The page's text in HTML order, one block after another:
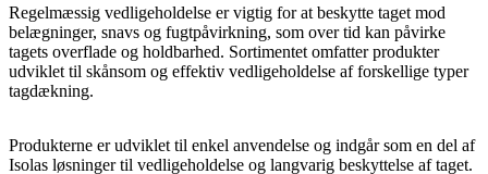
Regelmæssig vedligeholdelse er vigtig for at beskytte taget mod
belægninger, snavs og fugtpåvirkning, som over tid kan påvirke
tagets overflade og holdbarhed. Sortimentet omfatter produkter
udviklet til skånsom og effektiv vedligeholdelse af forskellige typer
tagdækning.
Produkterne er udviklet til enkel anvendelse og indgår som en del af
Isolas løsninger til vedligeholdelse og langvarig beskyttelse af taget.